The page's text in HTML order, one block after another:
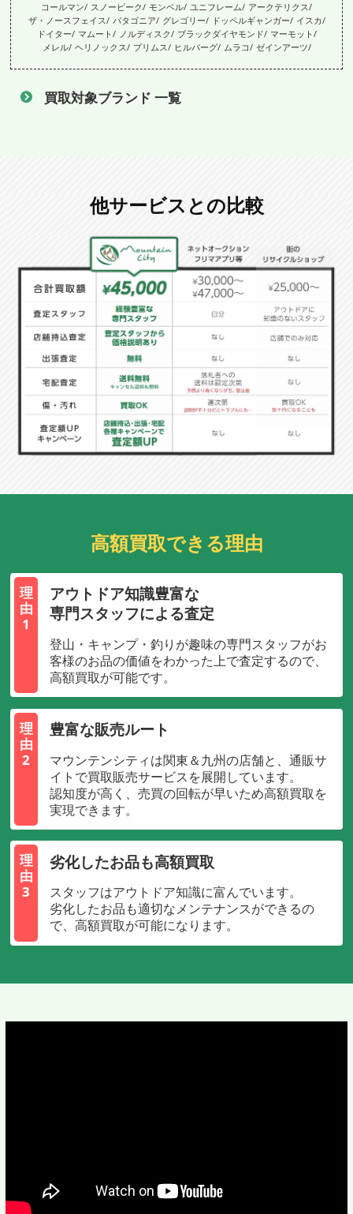
コールマン スノーピーク モンベル ユニフレーム
アークテリクス
ザ・ノースフェイス パタゴニア グレゴリー ドッペルギャンガー
イスカ
ドイター
マムート ノルディスク ブラックダイヤモンド
マーモット
メレル ヘリノックス プリムス ヒルバーグ ムラコ ゼインアーツ
買取対象ブランド 一覧
他サービスとの比較
高額買取できる理由
理
由
1
アウトドア知識豊富な
専門スタッフによる査定
登山・キャンプ・釣りが趣味の専門スタッフがお
客様のお品の価値をわかった上で査定するので、
高額買取が可能です。
理
由
2
豊富な販売ルート
マウンテンシティは関東＆九州の店舗と、通販サ
イトで買取販売サービスを展開しています。
認知度が高く、売買の回転が早いため高額買取を
実現できます。
理
由
3
劣化したお品も高額買取
スタッフはアウトドア知識に富んでいます。
劣化したお品も適切なメンテナンスができるの
で、高額買取が可能になります。